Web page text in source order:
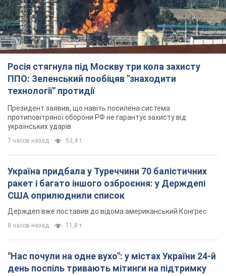
Росія стягнула під Москву три кола захисту
ППО: Зеленський пообіцяв "знаходити
технології" протидії
Президент заявив, що навіть посилена система
протиповітряної оборони РФ не гарантує захисту від
українських ударів
7 часов назад 53,4 т.
Україна придбала у Туреччини 70 балістичних
ракет і багато іншого озброєння: у Держдепі
США оприлюднили список
Держдеп вже поставив до відома американський Конгрес
8 часов назад 11,8 т.
"Нас почули на одне вухо": у містах України 24-й
день поспіль тривають мітинги на підтримку